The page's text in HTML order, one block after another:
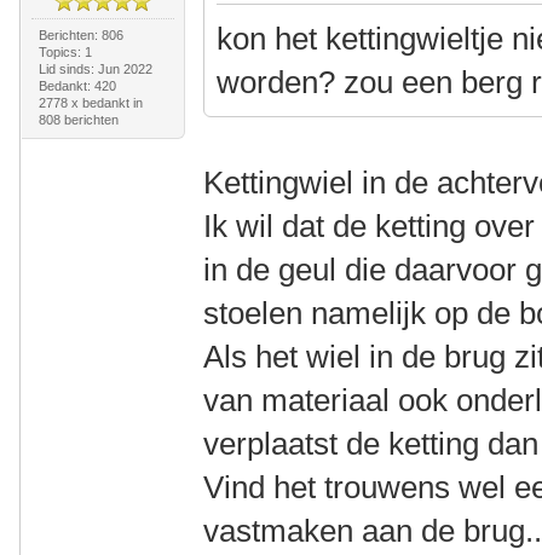
Berichten: 806
Topics: 1
Lid sinds: Jun 2022
Bedankt: 420
2778 x bedankt in
808 berichten
kon het kettingwieltje
worden? zou een berg
Kettingwiel in de
Ik wil dat de ketting
in de geul die daarvoor
stoelen namelijk op de
Als het wiel in de brug
van materiaal ook
verplaatst de ketting
Vind het trouwens wel
vastmaken aan de